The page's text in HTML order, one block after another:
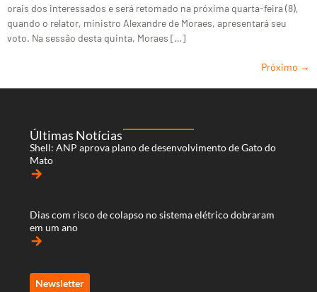
orais dos interessados e será retomado na próxima quarta-feira (8),
quando o relator, ministro Alexandre de Moraes, apresentará seu
voto. Na sessão desta quinta, Moraes […]
Próximo →
Últimas Notícias
Shell: ANP aprova plano de desenvolvimento de Gato do
Mato
arrow_forward
Dias com risco de colapso no sistema elétrico dobraram
em um ano
arrow_forward
Newsletter